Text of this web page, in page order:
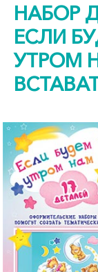
НАБОР
ЕСЛИ
УТРОМ